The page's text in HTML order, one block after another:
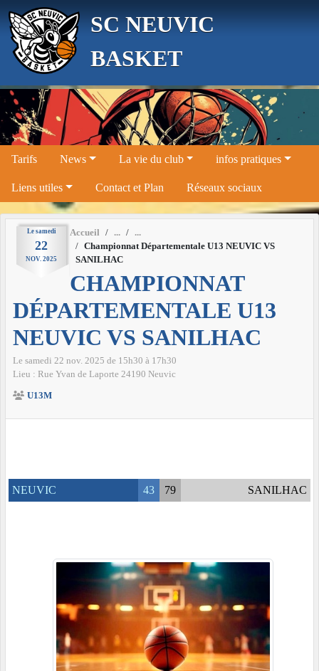
SC NEUVIC
BASKET
Tarifs News La vie du club infos pratiques
Liens utiles Contact et Plan Réseaux sociaux
Le samedi
22
NOV. 2025
Accueil
Championnat Départementale U13 NEUVIC VS
SANILHAC
CHAMPIONNAT
DÉPARTEMENTALE U13
NEUVIC VS SANILHAC
Le samedi 22 nov. 2025 de 15h30 à 17h30
Lieu : Rue Yvan de Laporte 24190 Neuvic
U13M
NEUVIC 43 79 SANILHAC
Panneau de gestion des cookies